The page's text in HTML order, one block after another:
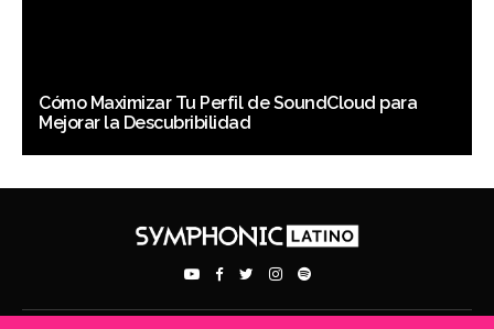
Cómo Maximizar Tu Perfil de SoundCloud para
Mejorar la Descubribilidad